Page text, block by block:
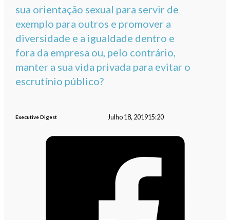
sua orientação sexual para servir de
exemplo para outros e promover a
diversidade e a igualdade dentro e
fora da empresa ou, pelo contrário,
manter a sua vida privada para evitar o
escrutínio público?
Executive Digest Julho 18, 201915:20